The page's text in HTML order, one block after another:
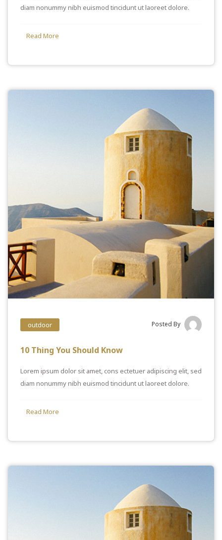
diam nonummy nibh euismod tincidunt ut laoreet dolore.
Read More
outdoor Posted By
10 Thing You Should Know
Lorem ipsum dolor sit amet, cons ectetuer adipiscing elit, sed
diam nonummy nibh euismod tincidunt ut laoreet dolore.
Read More